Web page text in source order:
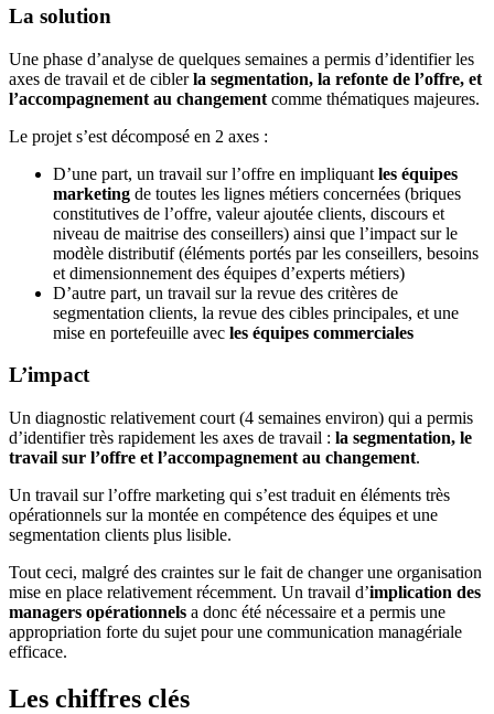
La solution
Une phase d’analyse de quelques semaines a permis d’identifier les
axes de travail et de ciblerla segmentation, la refonte de l’offre, et
l’accompagnement au changement comme thématiques majeures.
Le projet s’est décomposé en 2 axes :
D’une part, un travail sur l’offre en impliquant les équipes
marketing de toutes les lignes métiers concernées (briques
constitutives de l’offre, valeur ajoutée clients, discours et
niveau de maitrise des conseillers) ainsi que l’impact sur le
modèle distributif (éléments portés par les conseillers, besoins
et dimensionnement des équipes d’experts métiers)
D’autre part, un travail sur la revue des critères de
segmentation clients, la revue des cibles principales, et une
mise en portefeuille avec les équipes commerciales
L’impact
Un diagnostic relativement court (4 semaines environ) qui a permis
d’identifier très rapidement les axes de travail : la segmentation, le
travail sur l’offre et l’accompagnement au changement.
Un travail sur l’offre marketing qui s’est traduit en éléments très
opérationnels sur la montée en compétence des équipes et une
segmentation clients plus lisible.
Tout ceci, malgré des craintes sur le fait de changer une organisation
mise en place relativement récemment. Un travail d’implication des
managers opérationnels a donc été nécessaire et a permis une
appropriation forte du sujet pour une communication managériale
efficace.
Les chiffres clés